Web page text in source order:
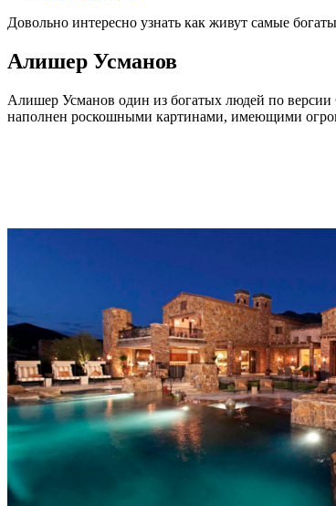
Довольно интересно узнать как живут самые
Алишер Усманов
Алишер Усманов один из богатых людей по
наполнен роскошными картинами, имеющими